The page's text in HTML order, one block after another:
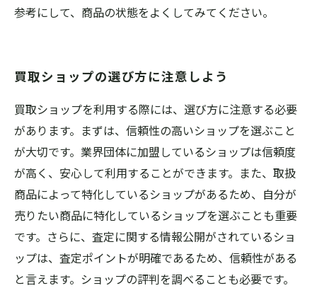
参考にして、商品の状態をよくしてみてください。
買取ショップの選び方に注意しよう
買取ショップを利用する際には、選び方に注意する必要
があります。まずは、信頼性の高いショップを選ぶこと
が大切です。業界団体に加盟しているショップは信頼度
が高く、安心して利用することができます。また、取扱
商品によって特化しているショップがあるため、自分が
売りたい商品に特化しているショップを選ぶことも重要
です。さらに、査定に関する情報公開がされているショ
ップは、査定ポイントが明確であるため、信頼性がある
と言えます。ショップの評判を調べることも必要です。